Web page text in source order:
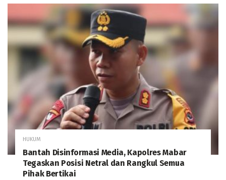
HUKUM
Bantah Disinformasi Media, Kapolres Mabar
Tegaskan Posisi Netral dan Rangkul Semua
Pihak Bertikai